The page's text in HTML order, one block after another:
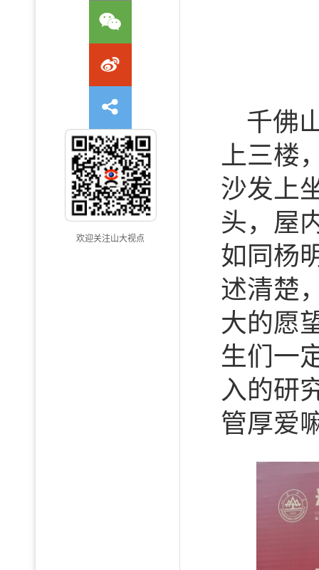
欢迎关注山大视点
千佛
上三楼
沙发上
头，屋
如同杨
述清楚
大的愿
生们一
入的研
管厚爱